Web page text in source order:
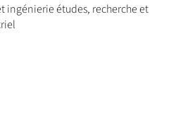
agro-alimentaire (production entre
ingénierie études, recherche et